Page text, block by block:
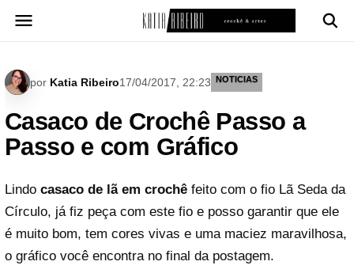
para
por Katia Ribeiro17/04/2017, 22:23 NOTICIAS
Casaco de Crochê Passo a
Passo e com Gráfico
Lindo casaco de lã em crochê feito com o fio Lã Seda da
Círculo, já fiz peça com este fio e posso garantir que ele
é muito bom, tem cores vivas e uma maciez maravilhosa,
o gráfico você encontra no final da postagem.